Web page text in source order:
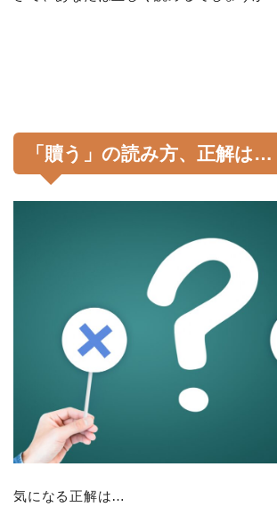
「贖う」の読み方、正解は…
気になる正解は…